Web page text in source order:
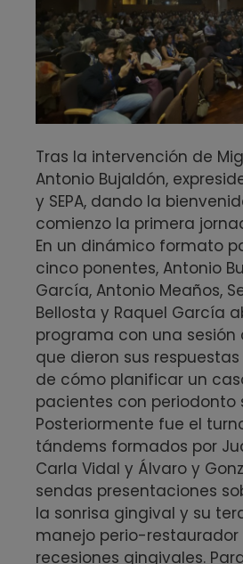
Tras la intervención de
Antonio Bujaldón,
y SEPA, dando la
comienzo la primera
En un dinámico formato
cinco ponentes, Antonio
García, Antonio Meaños,
Bellosta y Raquel García
programa con una sesión
que dieron sus
de cómo planificar un
pacientes con periodonto
Posteriormente fue el
tándems formados por
Carla Vidal y Álvaro y
sendas presentaciones
la sonrisa gingival y su
manejo perio-restaurador
recesiones gingivales.